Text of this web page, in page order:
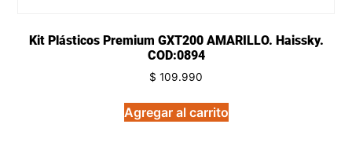
Kit Plásticos Premium GXT200 AMARILLO. Haissky.
COD:0894
$ 109.990
Agregar al carrito